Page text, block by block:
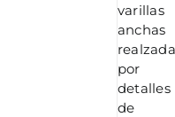
varillas
anchas
por
detalles
de